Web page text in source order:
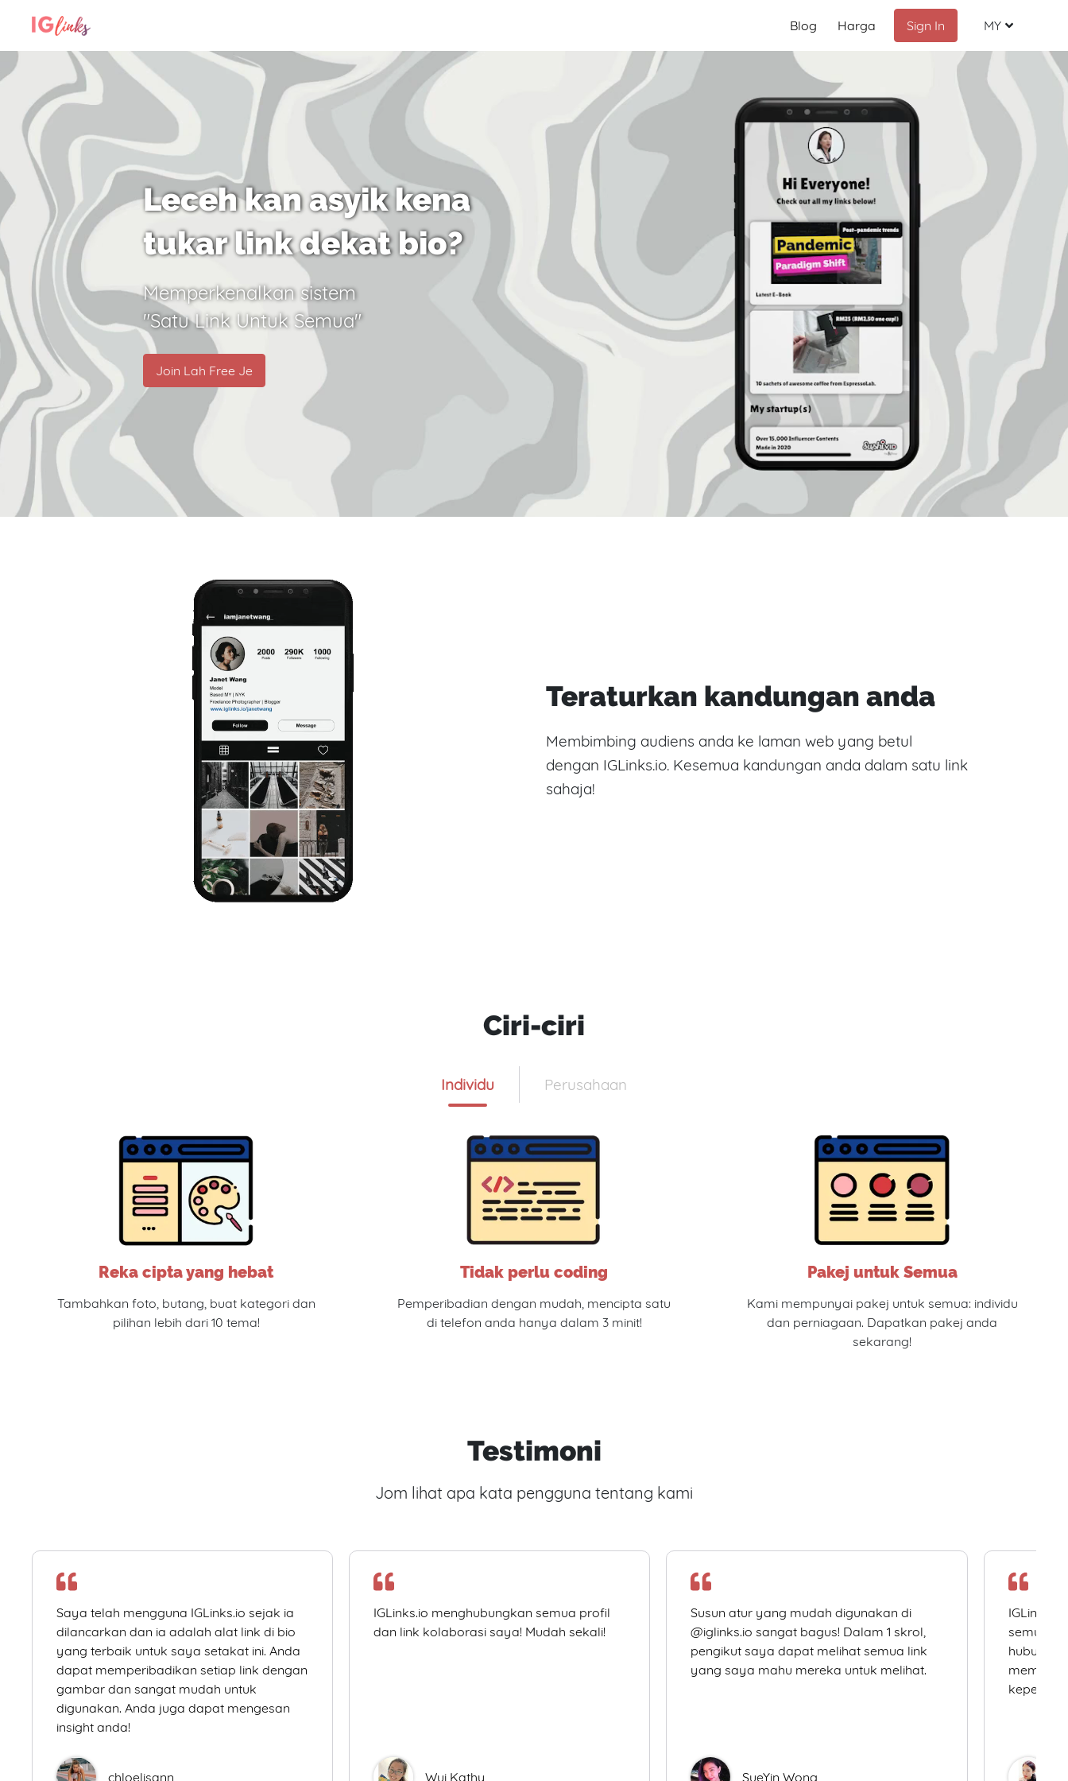
Blog Harga Sign In MY
Malay
English
Chinese
Indonesia
Russian
Leceh kan asyik kena
tukar link dekat bio?
Memperkenalkan sistem
"Satu Link Untuk Semua"
Join Lah Free Je
Teraturkan kandungan anda
Membimbing audiens anda ke laman web yang betul
dengan IGLinks.io. Kesemua kandungan anda dalam satu link
sahaja!
Ciri-ciri
Individu Perusahaan
Reka cipta yang hebat
Tambahkan foto, butang, buat kategori dan
pilihan lebih dari 10 tema!
Tidak perlu coding
Pemperibadian dengan mudah, mencipta satu
di telefon anda hanya dalam 3 minit!
Pakej untuk Semua
Kami mempunyai pakej untuk semua: individu
dan perniagaan. Dapatkan pakej anda
sekarang!
Testimoni
Jom lihat apa kata pengguna tentang kami
Saya telah mengguna IGLinks.io sejak ia
dilancarkan dan ia adalah alat link di bio
yang terbaik untuk saya setakat ini. Anda
dapat memperibadikan setiap link dengan
gambar dan sangat mudah untuk
digunakan. Anda juga dapat mengesan
insight anda!
chloelisann
IGLinks.io menghubungkan semua profil
dan link kolaborasi saya! Mudah sekali!
Wui Kathy
Susun atur yang mudah digunakan di
@iglinks.io sangat bagus! Dalam 1 skrol,
pengikut saya dapat melihat semua link
yang saya mahu mereka untuk melihat.
SueYin Wong
semua